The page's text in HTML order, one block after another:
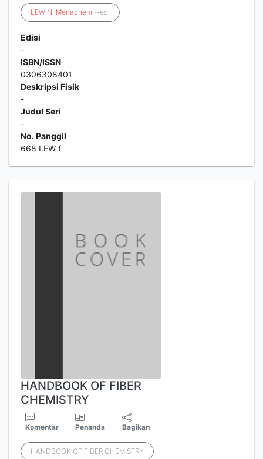
LEWIN, Menachem --ed.
Edisi
-
ISBN/ISSN
0306308401
Deskripsi Fisik
-
Judul Seri
-
No. Panggil
668 LEW f
HANDBOOK OF FIBER
CHEMISTRY
Komentar Penanda Bagikan
HANDBOOK OF FIBER CHEMISTRY